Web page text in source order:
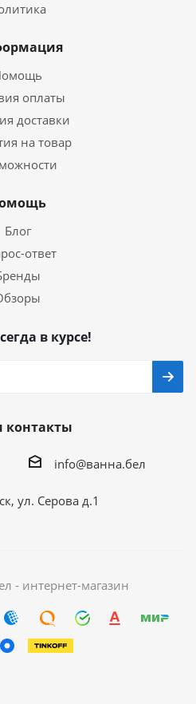
оплаты
доставки
на товар
Блог
ответ
в курсе!
info@ванна.бел
ул. Серова д.1
- интернет-магазин